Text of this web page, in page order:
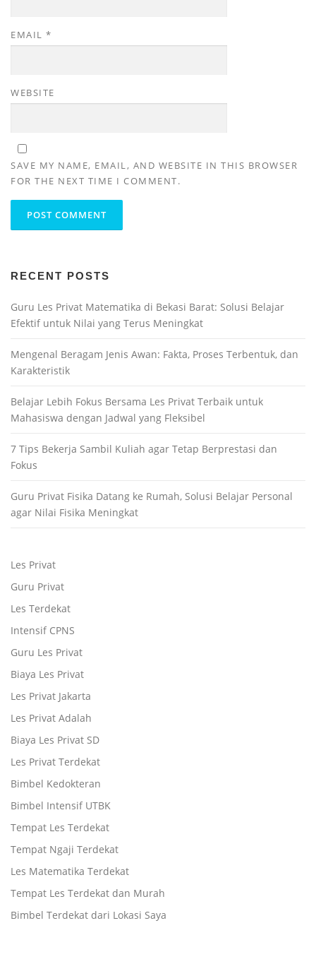
EMAIL *
WEBSITE
SAVE MY NAME, EMAIL, AND WEBSITE IN THIS BROWSER
FOR THE NEXT TIME I COMMENT.
RECENT POSTS
Guru Les Privat Matematika di Bekasi Barat: Solusi Belajar
Efektif untuk Nilai yang Terus Meningkat
Mengenal Beragam Jenis Awan: Fakta, Proses Terbentuk, dan
Karakteristik
Belajar Lebih Fokus Bersama Les Privat Terbaik untuk
Mahasiswa dengan Jadwal yang Fleksibel
7 Tips Bekerja Sambil Kuliah agar Tetap Berprestasi dan
Fokus
Guru Privat Fisika Datang ke Rumah, Solusi Belajar Personal
agar Nilai Fisika Meningkat
Les Privat
Guru Privat
Les Terdekat
Intensif CPNS
Guru Les Privat
Biaya Les Privat
Les Privat Jakarta
Les Privat Adalah
Biaya Les Privat SD
Les Privat Terdekat
Bimbel Kedokteran
Bimbel Intensif UTBK
Tempat Les Terdekat
Tempat Ngaji Terdekat
Les Matematika Terdekat
Tempat Les Terdekat dan Murah
Bimbel Terdekat dari Lokasi Saya